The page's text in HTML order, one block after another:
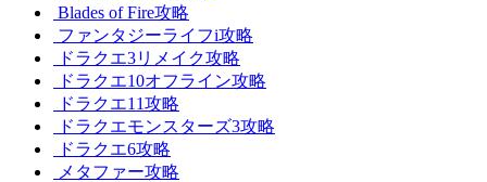
Blades of Fire攻略
ファンタジーライフi攻略
ドラクエ3リメイク攻略
ドラクエ10オフライン攻略
ドラクエ11攻略
ドラクエモンスターズ3攻略
ドラクエ6攻略
メタファー攻略